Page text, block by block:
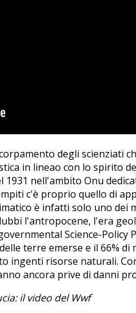
degli scienziati
in lineao con lo spirito
nell'ambito Onu
c'è proprio quello di
è infatti solo uno dei
l'antropocene, l'era
Science-Policy
terre emerse e il 66%
ingenti risorse naturali.
ancora prive di danni
il video del Wwf